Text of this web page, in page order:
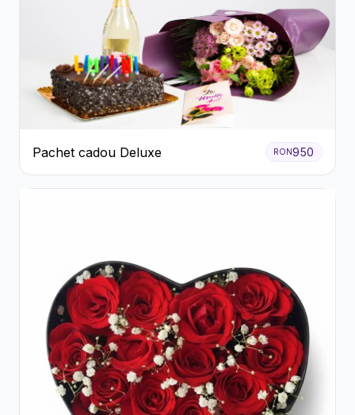
Pachet cadou Deluxe RON950